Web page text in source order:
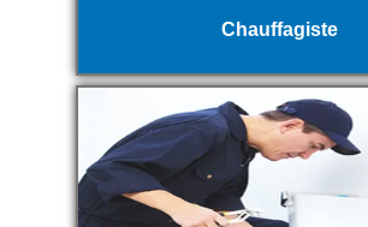
Chauffagiste